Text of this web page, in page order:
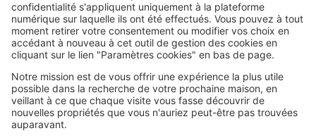
SeLoger c'est aussi